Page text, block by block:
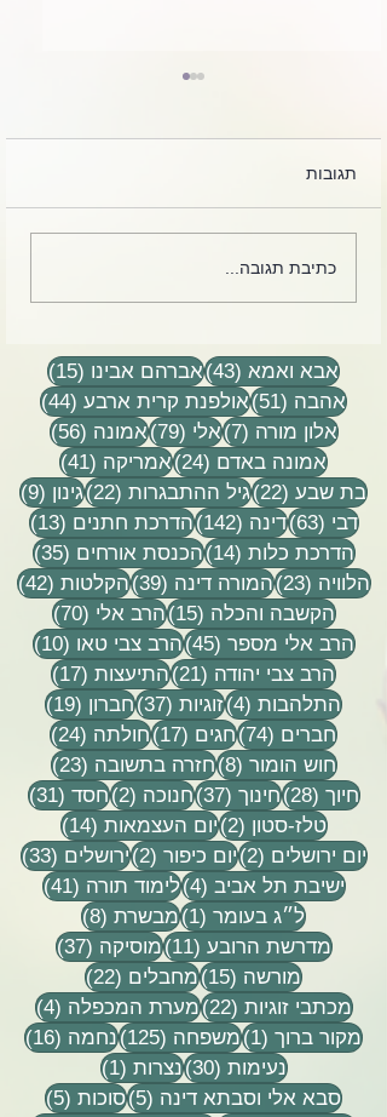
וריאציה של גזים אמיתיים
האסטרונומיה
תגובות
כתיבת תגובה...
אבא ואמא (43) 43 פוסטים
אברהם אבינו (15)
15 פוסטים
אהבה (51) 51 פוסטים
אולפנת קרית ארבע (44)
44 פוסטים
אלון מורה (7) 7 פוסטיםאלי (79) 79 פוסטים
אמונה (56)
56 פוסטים
אמונה באדם (24) 24 פוסטים
אמריקה (41)
41 פוסטים
בת שבע (22) 22 פוסטים
גיל ההתבגרות (22) 22 פוסטים
גינון (9)
9 פוסטים
דבי (63) 63 פוסטים
דינה (142) 142 פוסטים
הדרכת חתנים (13)
13 פוסטים
הדרכת כלות (14) 14 פוסטים
הכנסת אורחים (35)
35 פוסטים
הלוויה (23) 23 פוסטים
המורה דינה (39) 39 פוסטים
הקלטות (42)
42
הקשבה והכלה (15) 15 פוסטים
הרב אלי (70)
70 פוסטים
הרב אלי מספר (45) 45 פוסטים
הרב צבי טאו (10)
10 פוסטים
הרב צבי יהודה (21) 21 פוסטים
התיעצות (17)
17 פוסטים
התלהבות (4) 4 פוסטיםזוגיות (37) 37 פוסטים
חברון (19)
19 פוסטים
חברים (74) 74 פוסטים
חגים (17) 17 פוסטים
חולתה (24)
24 פוסטים
חוש הומור (8) 8 פוסטיםחזרה בתשובה (23)
23 פוסטים
חיוך (28) 28 פוסטים
חינוך (37) 37 פוסטים
חנוכה (2) 2 פוסטיםחסד (31)
31 פוסטים
טלז-סטון (2) 2 פוסטיםיום העצמאות (14)
14 פוסטים
יום ירושלים (2) 2 פוסטיםיום כיפור (2) 2 פוסטיםירושלים (33)
33 פוסטים
ישיבת תל אביב (4) 4 פוסטיםלימוד תורה (41)
41 פוסטים
ל״ג בעומר (1) פוסט 1
מבשרת (8)
8 פוסטים
מדרשת הרובע (11) 11 פוסטים
מוסיקה (37)
37 פוסטים
מורשה (15) 15 פוסטים
מחבלים (22)
22 פוסטים
מכתבי זוגיות (22) 22 פוסטים
מערת המכפלה (4)
4 פוסטים
מקור ברוך (1) פוסט 1
משפחה (125) 125 פוסטים
נחמה (16)
16 פוסטים
נעימות (30) 30 פוסטים
נצרות (1)
פוסט 1
סבא אלי וסבתא דינה (5) 5 פוסטיםסוכות (5)
5 פוסטים